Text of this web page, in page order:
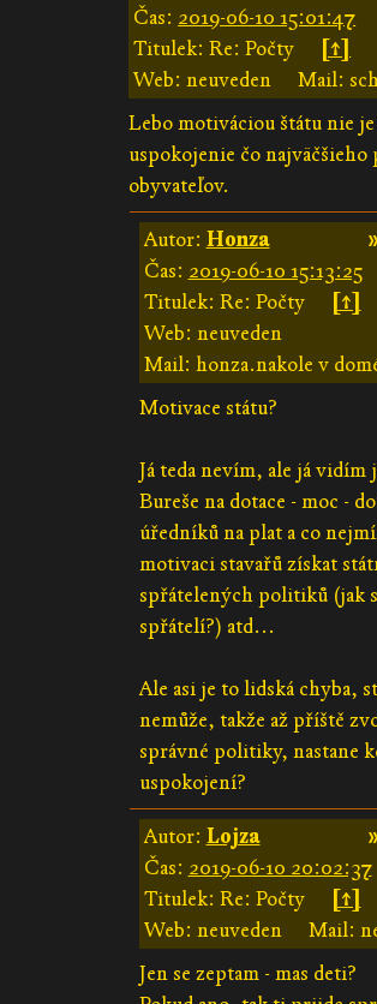
Čas: 2019-06-10 15:01:47
Titulek: Re: Počty
[↑]
Web: neuveden
Mail:
Lebo motiváciou štátu nie
uspokojenie čo najväčšieho
obyvateľov.
Autor: Honza
Čas: 2019-06-10 15:13:25
Titulek: Re: Počty
[↑]
Web: neuveden
Mail: honza.nakole v
Motivace státu?
Já teda nevím, ale já vidím
Bureše na dotace - moc -
úředníků na plat a co
motivaci stavařů získat
spřátelených politiků (jak
spřátelí?) atd...
Ale asi je to lidská chyba,
nemůže, takže až příště
správné politiky, nastane
uspokojení?
Autor: Lojza
Čas: 2019-06-10 20:02:37
Titulek: Re: Počty
[↑]
Web: neuveden
Mail:
Jen se zeptam - mas deti?